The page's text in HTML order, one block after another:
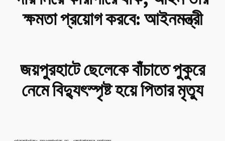
ক্ষমতা প্রয়োগ করবে: আইনমন্ত্রী
জয়পুরহাটে ছেলেকে বাঁচাতে পুকুরে
নেমে বিদ্যুৎস্পৃষ্ট হয়ে পিতার মৃত্যু